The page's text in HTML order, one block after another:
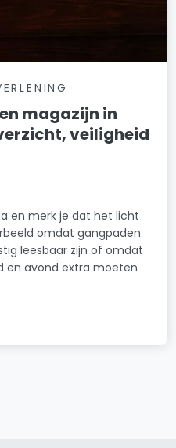
magazijn in
veiligheid
en merk je dat het licht
omdat gangpaden
leesbaar zijn of omdat
en avond extra moeten